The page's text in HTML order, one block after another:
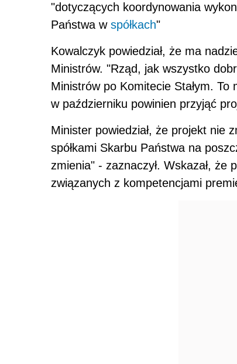
"dotyczących koordynowania
Państwa w spółkach"
Kowalczyk powiedział, że ma
Ministrów. "Rząd, jak wszystko
Ministrów po Komitecie Stałym.
w październiku powinien przyjąć
Minister powiedział, że projekt nie
spółkami Skarbu Państwa na
zmienia" - zaznaczył. Wskazał,
związanych z kompetencjami